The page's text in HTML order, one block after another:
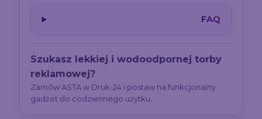
FAQ
Szukasz lekkiej i wodoodpornej torby
reklamowej?
Zamów ASTA w Druk-24 i postaw na funkcjonalny
gadżet do codziennego użytku.